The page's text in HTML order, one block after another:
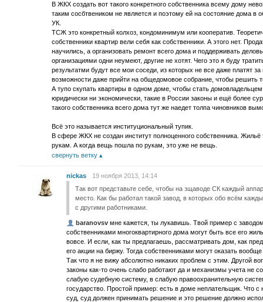
В ЖКХ создать вот такого конкретного собственника всему дому
таким сосбтвеником не является и поэтому ей на состояние дома в
УК.
ТСЖ это конкретный колхоз, кондоминимум или кооператив.
собственники квартир вели себя как собственники. А этого нет.
научились, а организовать ремонт всего дома и поддерживать
организациями одни неумеют, другие не хотят. Чего это я буду
результатми будут все мои соседи, из которых не все даже платят
возможности даже прийти на общедомовое собрание, чтобы решить
А тупо скупать квартиры в одном доме, чтобы стать
юридически ни экономически, такие в России законы и ещё более
такого собственника всего дома тут же наедет толпа чиновников
Всё это называется институциональный тупик.
В сфере ЖКХ не создан институт полноценного собственника.
рукам. А когда вещь пошла по рукам, это уже не вещь.
свернуть ветку
nickas
19 ноября 2013, 14:14
Так вот представьте себе, чтобы на зщаводе СК каждый
место. Как бы работал такой завод, в которых обо всём
с другими работниками.
baranovsv мне кажется, ты лукавишь. Твой пример с
собственниками многоквартирного дома могут быть все его
вовсе. И если, как ты предлагаешь, рассматривать дом, как
его акции на биржу. Тогда собственниками могут оказать
Так что я не вижу абсолютно никаких проблем с этим. Другой
законы как-то очень слабо работают да и механизмы учета не
слабую судебную систему, в слабую правоохранительную
государство. Простой пример: есть в доме неплательщик. Что
суд, суд должен принимать решение и это решение должно